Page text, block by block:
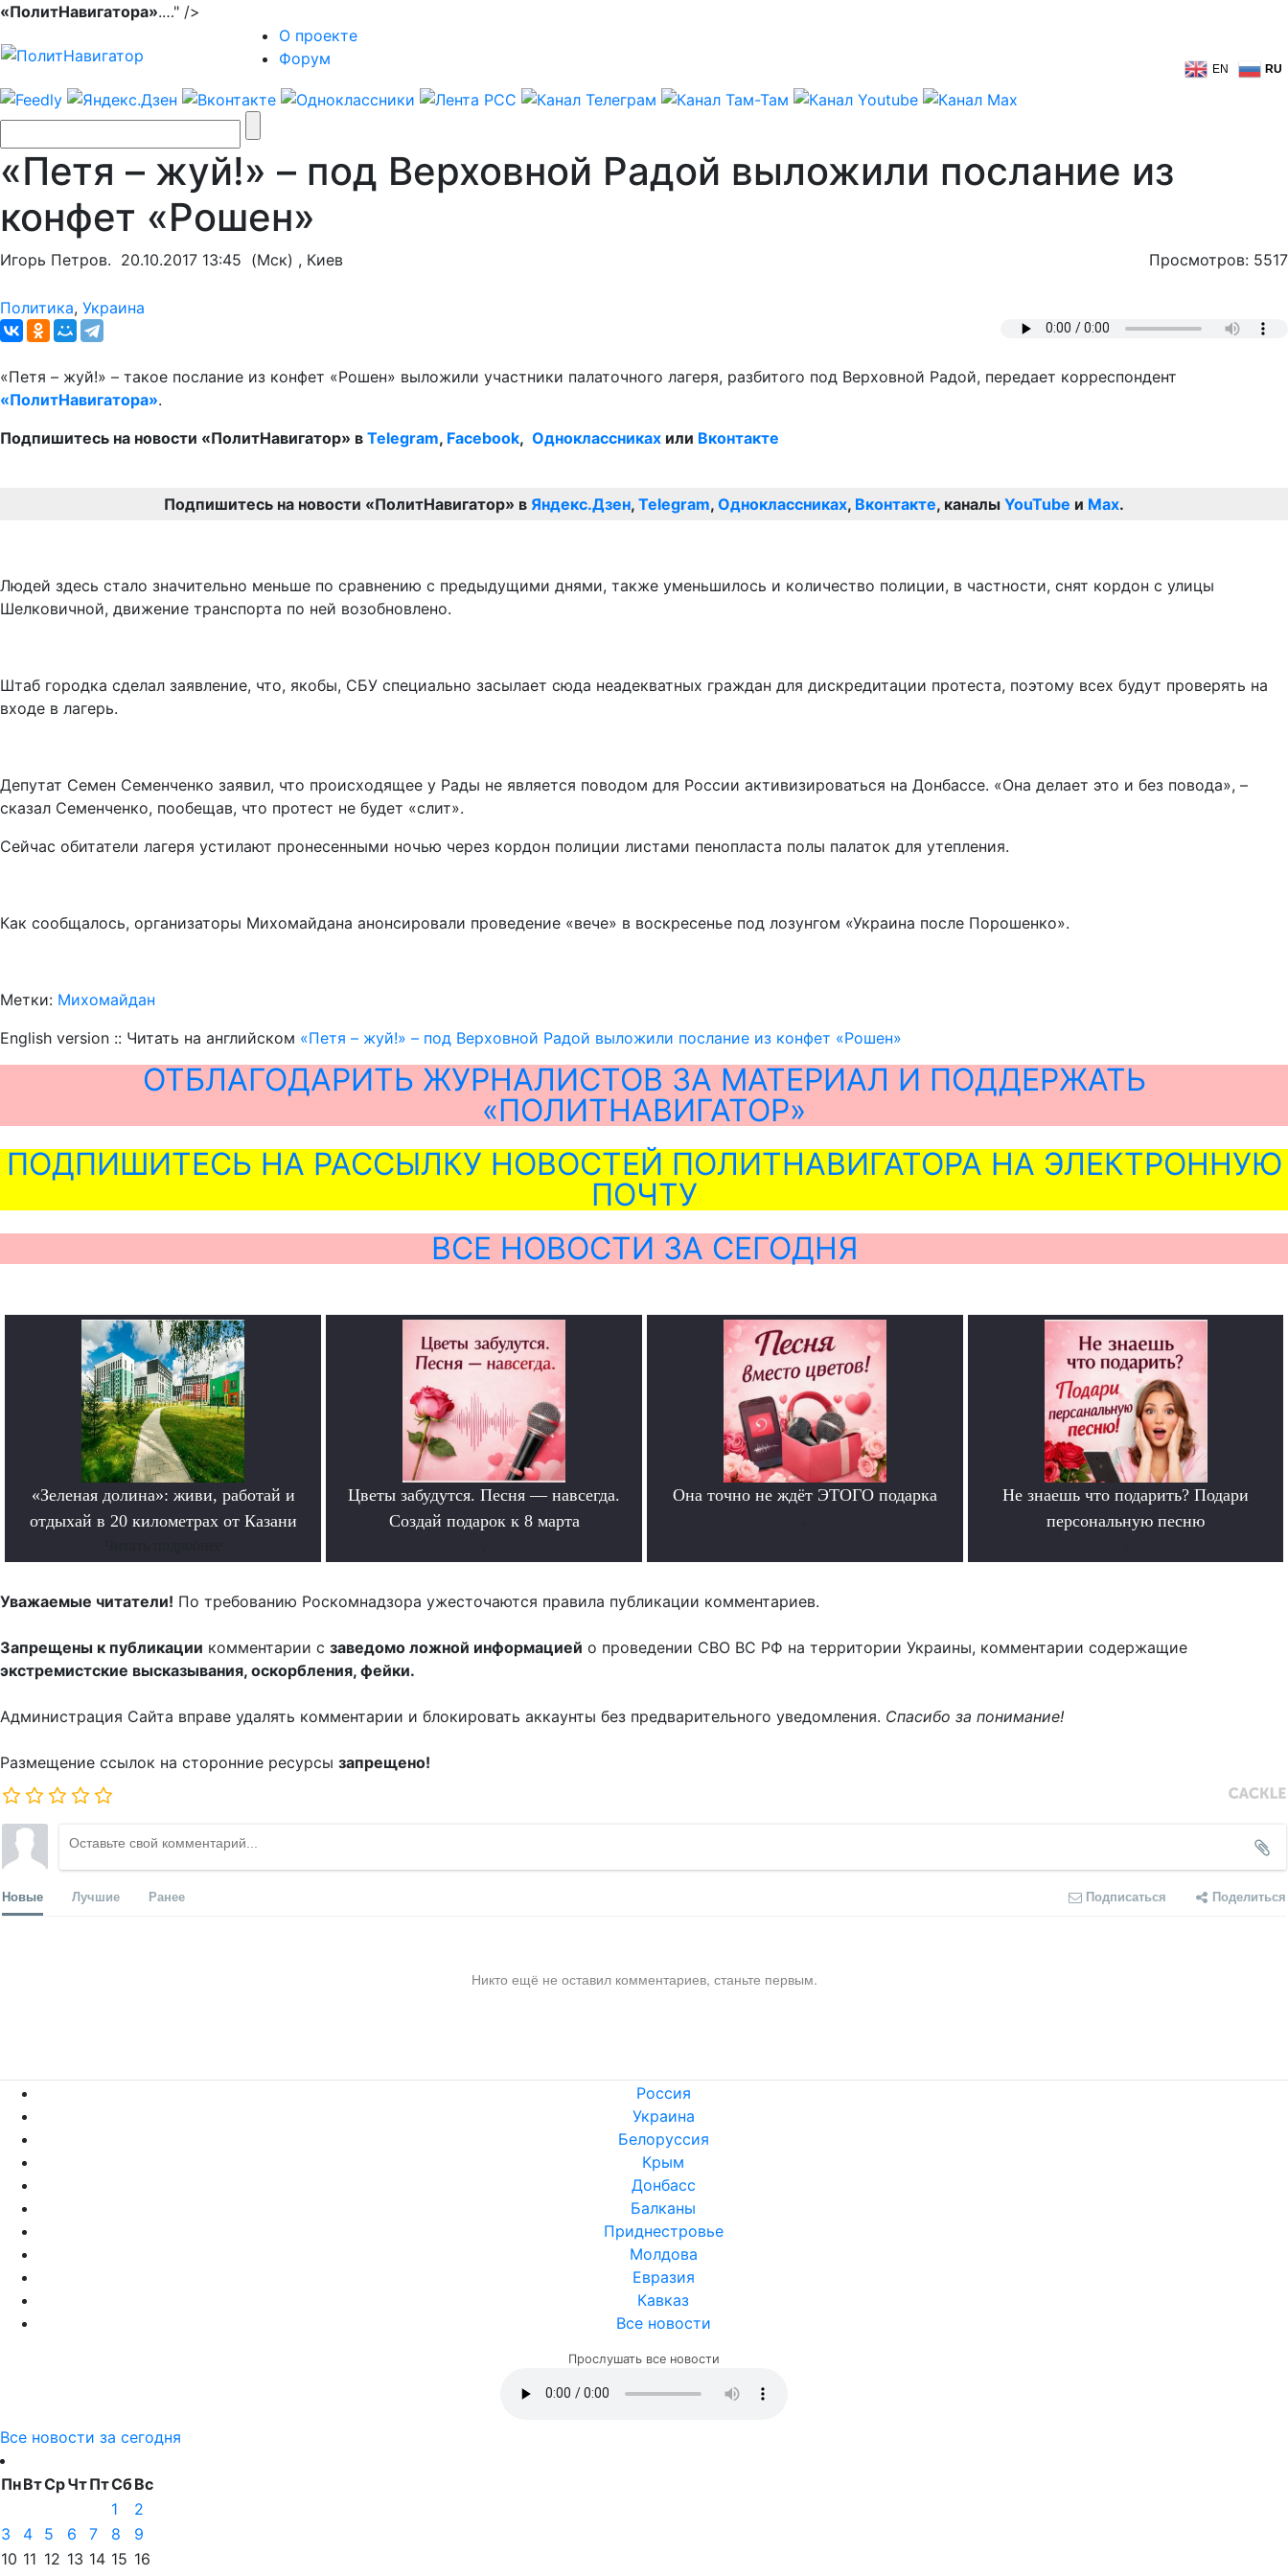
«ПолитНавигатора».…" />
О проекте
Форум
EN RU
«Петя – жуй!» – под Верховной Радой выложили послание из
конфет «Рошен»
Игорь Петров. 20.10.2017 13:45 (Мск) , Киев Просмотров: 5517
Политика, Украина
«Петя – жуй!» – такое послание из конфет «Рошен» выложили участники палаточного лагеря, разбитого под Верховной Радой, передает корреспондент
«ПолитНавигатора».
Подпишитесь на новости «ПолитНавигатор» в Telegram, Facebook, Одноклассниках или Вконтакте
Подпишитесь на новости «ПолитНавигатор» в Яндекс.Дзен, Telegram, Одноклассниках, Вконтакте, каналы YouTube и Max.
Людей здесь стало значительно меньше по сравнению с предыдущими днями, также уменьшилось и количество полиции, в частности, снят кордон с улицы
Шелковичной, движение транспорта по ней возобновлено.
Штаб городка сделал заявление, что, якобы, СБУ специально засылает сюда неадекватных граждан для дискредитации протеста, поэтому всех будут проверять на
входе в лагерь.
Депутат Семен Семенченко заявил, что происходящее у Рады не является поводом для России активизироваться на Донбассе. «Она делает это и без повода», –
сказал Семенченко, пообещав, что протест не будет «слит».
Сейчас обитатели лагеря устилают пронесенными ночью через кордон полиции листами пенопласта полы палаток для утепления.
Как сообщалось, организаторы Михомайдана анонсировали проведение «вече» в воскресенье под лозунгом «Украина после Порошенко».
Метки: Михомайдан
English version :: Читать на английском «Петя – жуй!» – под Верховной Радой выложили послание из конфет «Рошен»
ОТБЛАГОДАРИТЬ ЖУРНАЛИСТОВ ЗА МАТЕРИАЛ И ПОДДЕРЖАТЬ
«ПОЛИТНАВИГАТОР»
ПОДПИШИТЕСЬ НА РАССЫЛКУ НОВОСТЕЙ ПОЛИТНАВИГАТОРА НА ЭЛЕКТРОННУЮ
ПОЧТУ
ВСЕ НОВОСТИ ЗА СЕГОДНЯ
«Зеленая долина»: живи, работай и
отдыхай в 20 километрах от Казани
Цветы забудутся. Песня — навсегда.
Создай подарок к 8 марта
Она точно не ждёт ЭТОГО подарка
Не знаешь что подарить? Подари
персональную песню
Уважаемые читатели! По требованию Роскомнадзора ужесточаются правила публикации комментариев.
Запрещены к публикации комментарии с заведомо ложной информацией о проведении СВО ВС РФ на территории Украины, комментарии содержащие
экстремистские высказывания, оскорбления, фейки.
Администрация Сайта вправе удалять комментарии и блокировать аккаунты без предварительного уведомления. Спасибо за понимание!
Размещение ссылок на сторонние ресурсы запрещено!
Новые Лучшие Ранее Подписаться Поделиться
Никто ещё не оставил комментариев, станьте первым.
Россия
Украина
Белоруссия
Крым
Донбасс
Балканы
Приднестровье
Молдова
Евразия
Кавказ
Все новости
Прослушать все новости
Все новости за сегодня
ПнВтСрЧтПтСбВс
1
2
3
4 5 6 7 8
9
10 11 12 13 14 15 16